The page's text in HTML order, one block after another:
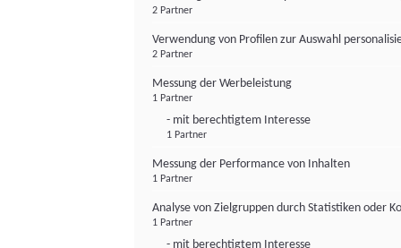
2 Partner
Verwendung von Profilen zur Auswahl
2 Partner
Messung der Werbeleistung
1 Partner
- mit berechtigtem Interesse
1 Partner
Messung der Performance von Inhalten
1 Partner
Analyse von Zielgruppen durch Statistiken oder
1 Partner
- mit berechtigtem Interesse